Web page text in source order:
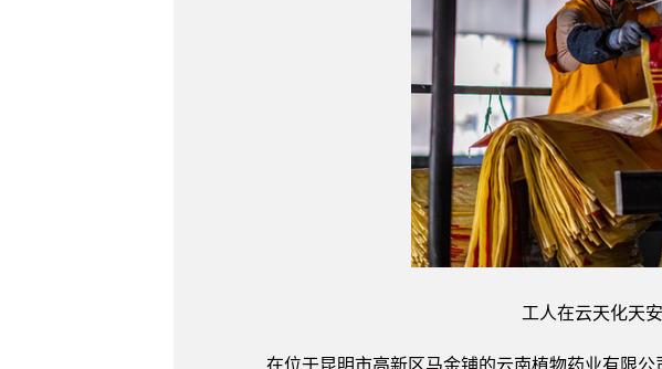
工人在云天化天
在位于昆明市高新区马金铺的云南植物药业有限公